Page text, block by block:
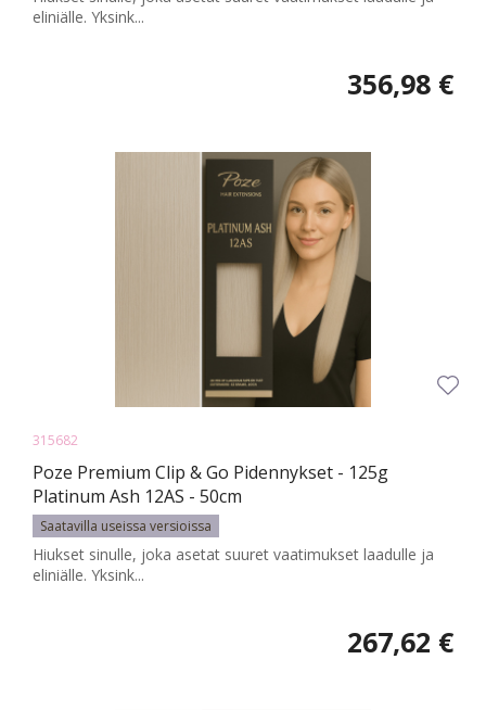
eliniälle. Yksink...
356,98 €
315682
Poze Premium Clip & Go Pidennykset - 125g
Platinum Ash 12AS - 50cm
Saatavilla useissa versioissa
Hiukset sinulle, joka asetat suuret vaatimukset laadulle ja
eliniälle. Yksink...
267,62 €